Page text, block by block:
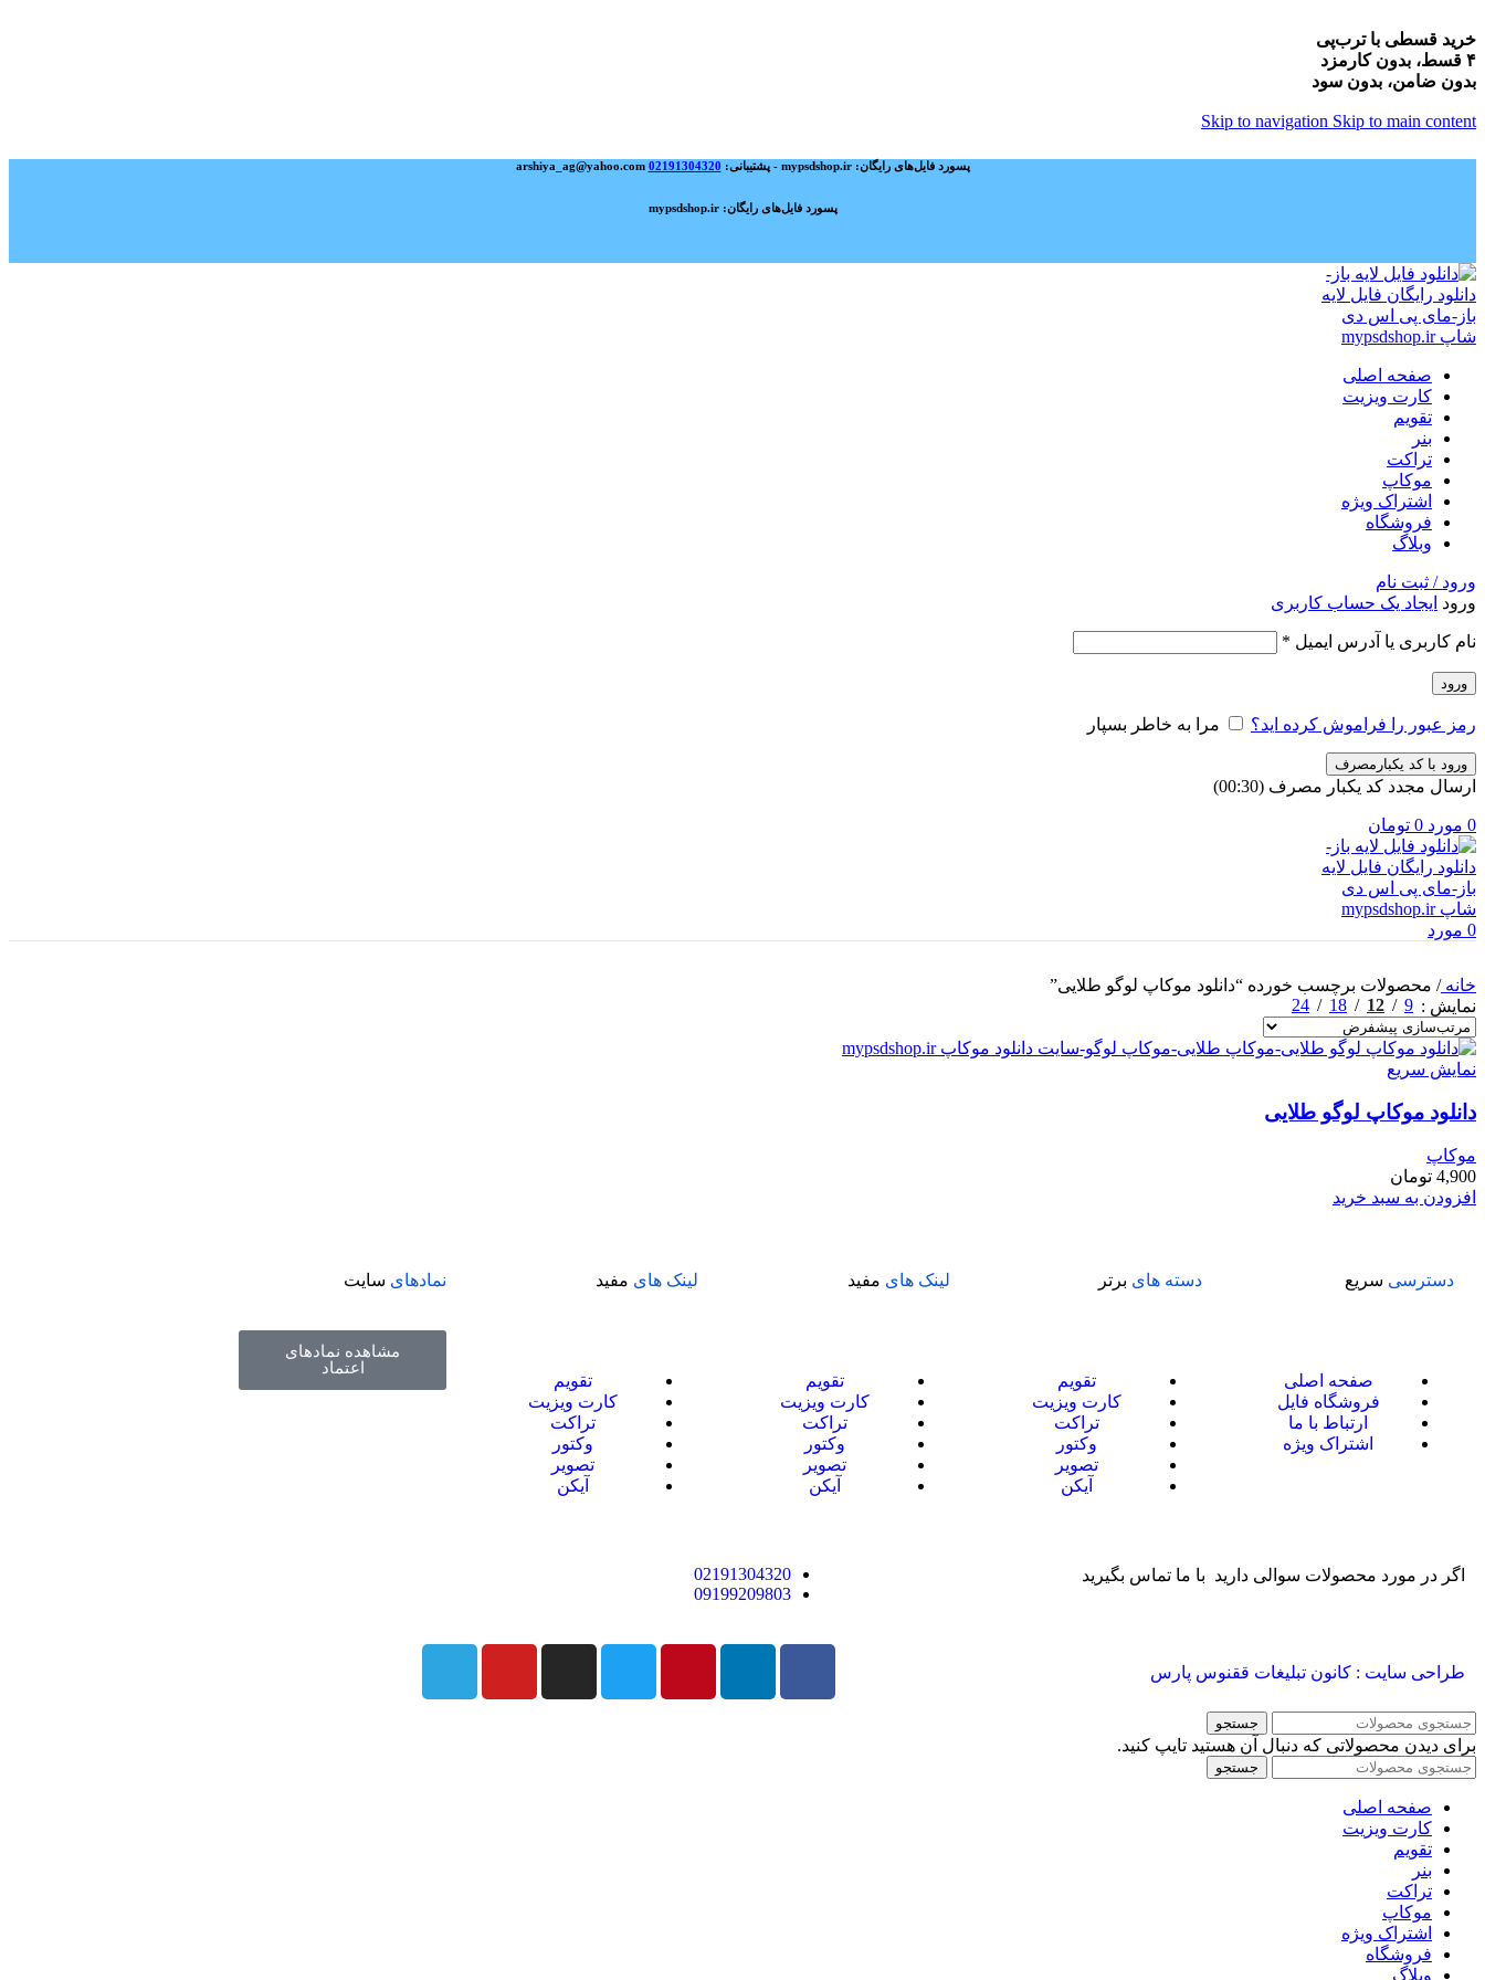
خرید قسطی با ترب‌پی
۴ قسط، بدون کارمزد
بدون ضامن، بدون سود
Skip to navigation Skip to main content
پسورد فایل‌های رایگان: mypsdshop.ir - پشتیبانی: arshiya_ag@yahoo.com 02191304320
پسورد فایل‌های رایگان: mypsdshop.ir
صفحه اصلی
کارت ویزیت
تقویم
بنر
تراکت
موکاپ
اشتراک ویژه
فروشگاه
وبلاگ
ورود / ثبت نام
ورود ایجاد یک حساب کاربری
نام کاربری یا آدرس ایمیل *
ورود
رمز عبور را فراموش کرده اید؟ مرا به خاطر بسپار
ورود با کد یکبارمصرف
ارسال مجدد کد یکبار مصرف (00:
30
)
0 مورد 0 تومان
0 مورد
خانه/ محصولات برچسب خورده “دانلود موکاپ لوگو طلایی”
نمایش
9
12
18
24
نمایش سریع
دانلود موکاپ لوگو طلایی
موکاپ
4,900 تومان
افزودن به سبد خرید
دسترسی سریع
صفحه اصلی
فروشگاه فایل
ارتباط با ما
اشتراک ویژه
دسته های برتر
تقویم
کارت ویزیت
تراکت
وکتور
تصویر
آیکن
لینک های مفید
تقویم
کارت ویزیت
تراکت
وکتور
تصویر
آیکن
لینک های مفید
تقویم
کارت ویزیت
تراکت
وکتور
تصویر
آیکن
نمادهای سایت
مشاهده نمادهای
اعتماد
اگر در مورد محصولات سوالی دارید با ما تماس بگیرید
02191304320
09199209803
طراحی سایت : کانون تبلیغات ققنوس پارس
جستجو
برای دیدن محصولاتی که دنبال آن هستید تایپ کنید.
جستجو
صفحه اصلی
کارت ویزیت
تقویم
بنر
تراکت
موکاپ
اشتراک ویژه
فروشگاه
وبلاگ